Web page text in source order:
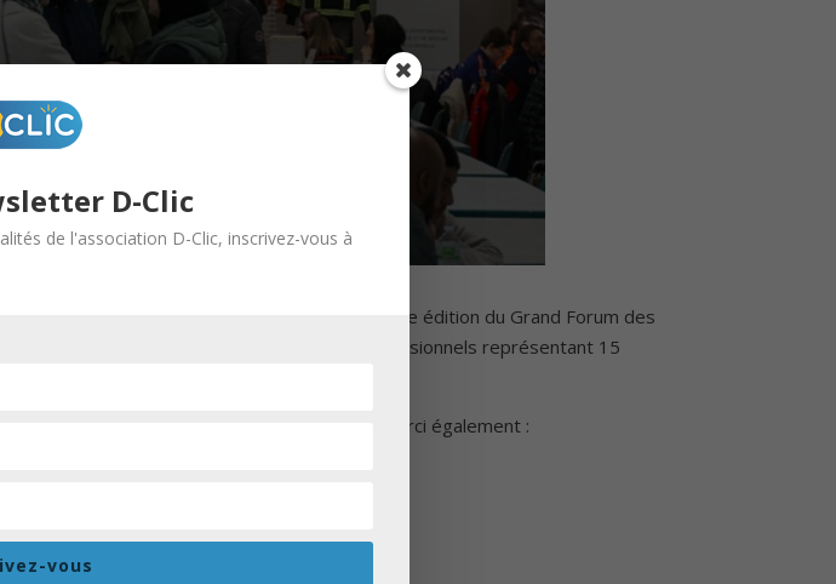
dans la salle Aubépine de Florange, la 8ème édition du Grand Forum des
et échanger avec une cinquantaine de professionnels représentant 15
qu’ils ont accordé à ces jeunes. Un grand merci également :
D-Clic
de l'association D-Clic, inscrivez-vous à
vous